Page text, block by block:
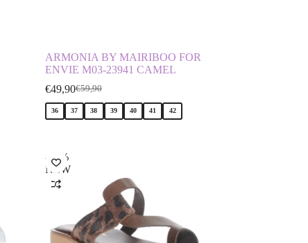
ARMONIA BY MAIRIBOO FOR
ENVIE M03-23941 CAMEL
€59,90
€49,90
36 37 38 39 40 41 42
-14%
NEW